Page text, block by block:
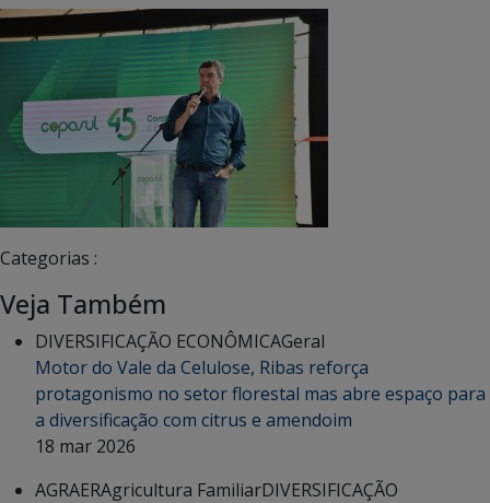
Categorias :
Veja Também
DIVERSIFICAÇÃO ECONÔMICAGeral
Motor do Vale da Celulose, Ribas reforça
protagonismo no setor florestal mas abre espaço para
a diversificação com citrus e amendoim
18 mar 2026
AGRAERAgricultura FamiliarDIVERSIFICAÇÃO